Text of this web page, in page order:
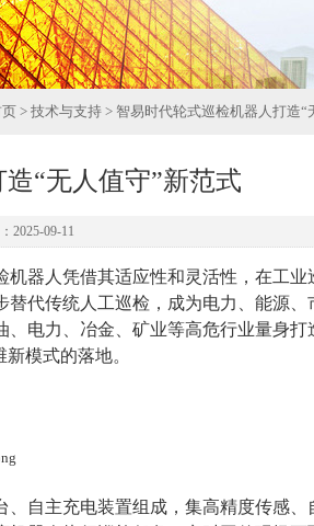
> 技术与支持 > 智易时代轮式巡检机器人打造“
“无人值守”新范式
2025-09-11
器人凭借其适应性和灵活性， 在工业
替代传统人工巡检，成为电力、能源、
电力、冶金、矿业等高危行业量身打
模式的落地。
自主充电装置组成，集高精度传感、